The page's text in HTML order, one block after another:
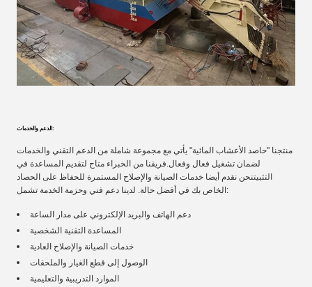
الدعم والخدمات:
منتجنا "حاصد الأعشاب المائية" يأتي مع مجموعة شاملة من الدعم التقني والخدمات
لضمان تشغيل فعال وفعال.فريقنا من الخبراء متاح لتقديم المساعدة في
التثبيتنحن نقدم أيضا خدمات الصيانة والإصلاح المستمرة للحفاظ على الحصاد
الخاص بك في أفضل حالة. لدينا دعم فني وحزمة الخدمة تشمل:
دعم الهاتف والبريد الإلكتروني على مدار الساعة
المساعدة التقنية الشخصية
خدمات الصيانة والإصلاح العادية
الوصول إلى قطع الغيار والملحقات
الموارد التدريبية والتعليمية